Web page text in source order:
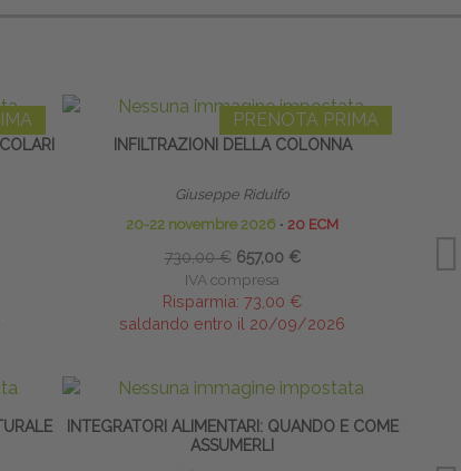
PRENOTA PRIMA
INFILTRAZIONI DELLA COLONNA
Giuseppe Ridulfo
20-22 novembre 2026 ∙ 20 ECM
730,00 € 657,00 €
IVA compresa
Risparmia: 73,00 €
saldando entro il 20/09/2026
INTEGRATORI ALIMENTARI: QUANDO E COME
ASSUMERLI